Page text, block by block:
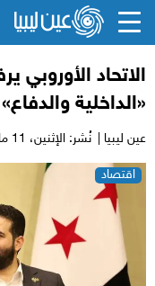
الاتحاد الأوروبي
«الداخلية
عين ليبيا | نُشر: الإثنين،
اقتصاد